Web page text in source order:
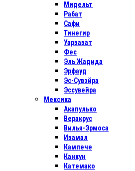
Мидельт
Рабат
Сафи
Тинегир
Уарзазат
Фес
Эль Жадида
Эрфауд
Эс-Сувэйра
Эссувейра
Мексика
Акапулько
Веракрус
Вилья-Эрмоса
Изамал
Кампече
Канкун
Катемако